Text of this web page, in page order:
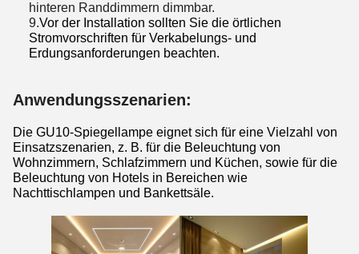
hinteren Randdimmern dimmbar.
9.Vor der Installation sollten Sie die örtlichen
Stromvorschriften für Verkabelungs- und
Erdungsanforderungen beachten.
Anwendungsszenarien:
Die GU10-Spiegellampe eignet sich für eine Vielzahl von
Einsatzszenarien, z. B. für die Beleuchtung von
Wohnzimmern, Schlafzimmern und Küchen, sowie für die
Beleuchtung von Hotels in Bereichen wie
Nachttischlampen und Bankettsäle.